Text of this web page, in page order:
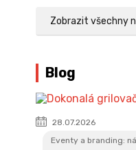
Zobrazit všechny
Blog
28.07.2026
Eventy a branding: